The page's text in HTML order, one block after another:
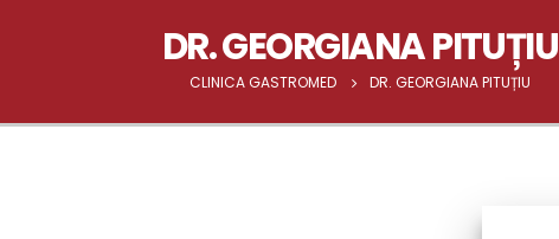
DR. GEORGIANA PITUȚIU
CLINICA GASTROMED DR. GEORGIANA PITUȚIU